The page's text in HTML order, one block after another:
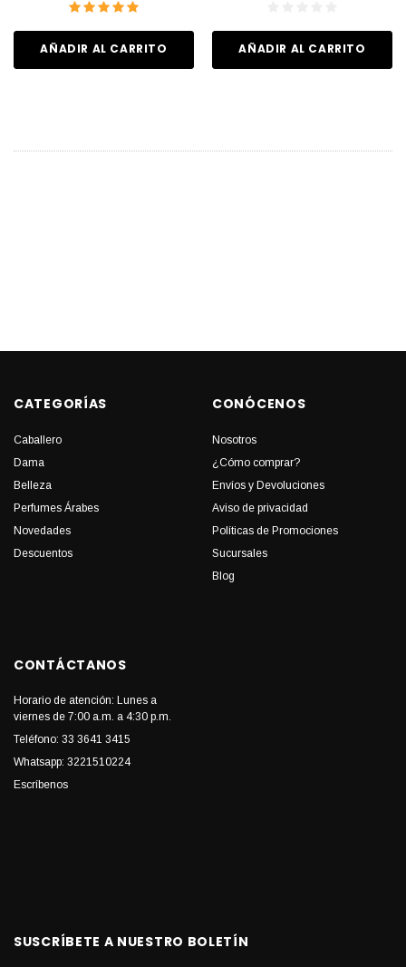
AÑADIR AL CARRITO AÑADIR AL CARRITO
CATEGORÍAS
Caballero
Dama
Belleza
Perfumes Árabes
Novedades
Descuentos
CONÓCENOS
Nosotros
¿Cómo comprar?
Envíos y Devoluciones
Aviso de privacidad
Políticas de Promociones
Sucursales
Blog
CONTÁCTANOS
Horario de atención: Lunes a
viernes de 7:00 a.m. a 4:30 p.m.
Teléfono: 33 3641 3415
Whatsapp: 3221510224
Escríbenos
SUSCRÍBETE A NUESTRO BOLETÍN